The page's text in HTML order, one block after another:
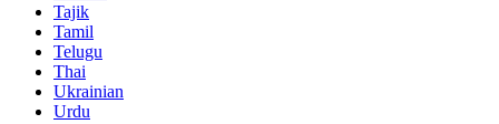
Tajik
Tamil
Telugu
Thai
Ukrainian
Urdu